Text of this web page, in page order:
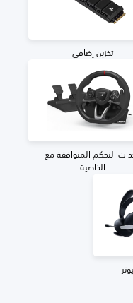
تخزين إضافي
التحكم المتوافقة مع
الخاصية